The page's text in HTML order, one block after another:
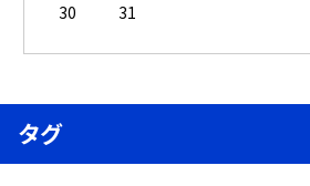
30
31
タグ